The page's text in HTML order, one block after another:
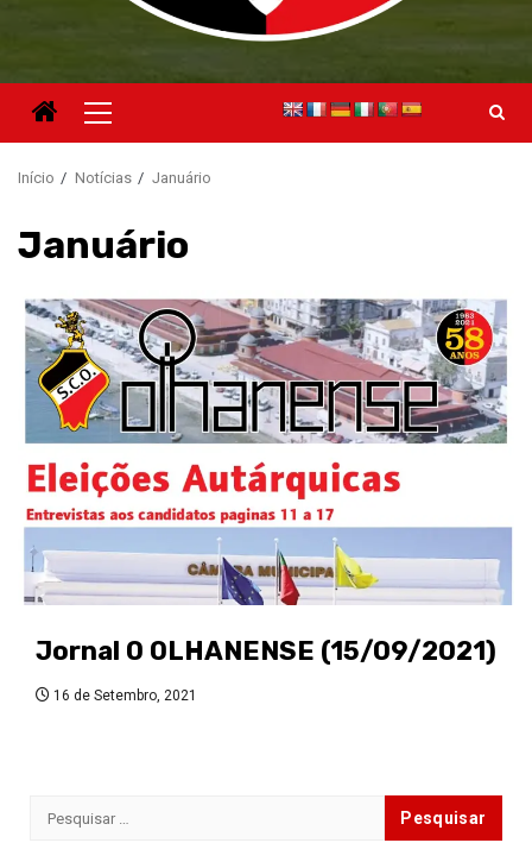
Menu
principal
Início Notícias Januário
Januário
Jornal O OLHANENSE (15/09/2021)
16 de Setembro, 2021
Pesquisar